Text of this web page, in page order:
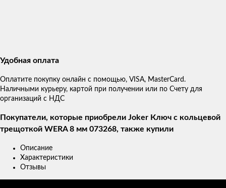
Удобная оплата
Оплатите покупку онлайн с помощью, VISA, MasterCard.
Наличными курьеру, картой при получении или по Счету для
организаций с НДС
Покупатели, которые приобрели Joker Ключ с кольцевой
трещоткой WERA 8 мм 073268, также купили
Описание
Характеристики
Отзывы